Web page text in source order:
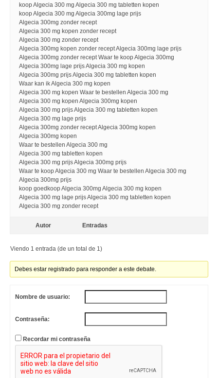
koop Algecia 300 mg Algecia 300 mg tabletten kopen
koop Algecia 300 mg Algecia 300mg lage prijs
Algecia 300mg zonder recept
Algecia 300 mg kopen zonder recept
Algecia 300 mg zonder recept
Algecia 300mg kopen zonder recept Algecia 300mg lage prijs
Algecia 300mg zonder recept Waar te koop Algecia 300mg
Algecia 300mg lage prijs Algecia 300 mg kopen
Algecia 300mg prijs Algecia 300 mg tabletten kopen
Waar kan ik Algecia 300 mg kopen
Algecia 300 mg kopen Waar te bestellen Algecia 300 mg
Algecia 300 mg kopen Algecia 300mg kopen
Algecia 300 mg prijs Algecia 300 mg tabletten kopen
Algecia 300 mg lage prijs
Algecia 300mg zonder recept Algecia 300mg kopen
Algecia 300mg kopen
Waar te bestellen Algecia 300 mg
Algecia 300 mg tabletten kopen
Algecia 300 mg prijs Algecia 300mg prijs
Waar te koop Algecia 300 mg Waar te bestellen Algecia 300 mg
Algecia 300mg prijs
koop goedkoop Algecia 300mg Algecia 300 mg kopen
Algecia 300 mg lage prijs Algecia 300 mg tabletten kopen
Algecia 300 mg zonder recept
Autor Entradas
Viendo 1 entrada (de un total de 1)
Debes estar registrado para responder a este debate.
Nombre de usuario:
Contraseña:
Recordar mi contraseña